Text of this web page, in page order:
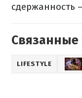
сдержанность
Связанные
LIFESTYLE